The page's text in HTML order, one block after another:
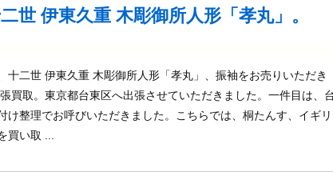
世 伊東久重 木彫御所人形「孝丸」。
十二世 伊東久重 木彫御所人形「孝丸」、振袖をお売りいただき
買取。東京都台東区へ出張させていただきました。一件目は、
け整理でお呼びいただきました。こちらでは、桐たんす、イギリ
買い取 ...